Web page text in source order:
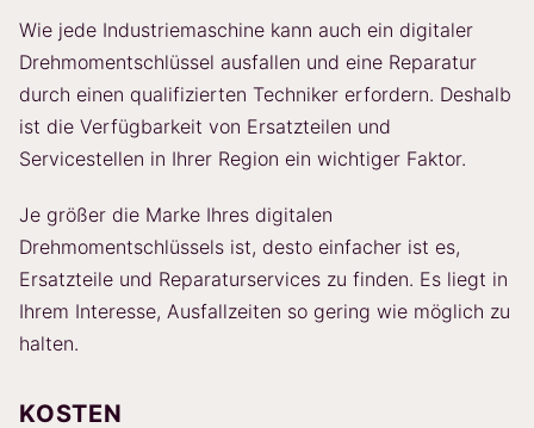
Wie jede Industriemaschine kann auch ein digitaler
Drehmomentschlüssel ausfallen und eine Reparatur
durch einen qualifizierten Techniker erfordern. Deshalb
ist die Verfügbarkeit von Ersatzteilen und
Servicestellen in Ihrer Region ein wichtiger Faktor.
Je größer die Marke Ihres digitalen
Drehmomentschlüssels ist, desto einfacher ist es,
Ersatzteile und Reparaturservices zu finden. Es liegt in
Ihrem Interesse, Ausfallzeiten so gering wie möglich zu
halten.
KOSTEN